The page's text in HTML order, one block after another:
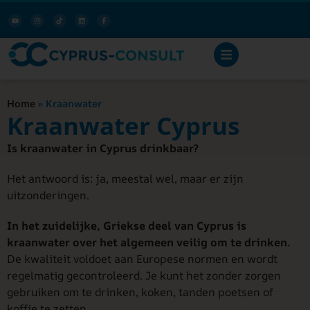
Home » Kraanwater
Kraanwater Cyprus
Is kraanwater in Cyprus drinkbaar?
Het antwoord is: ja, meestal wel, maar er zijn
uitzonderingen.
In het zuidelijke, Griekse deel van Cyprus is
kraanwater over het algemeen veilig om te drinken.
De kwaliteit voldoet aan Europese normen en wordt
regelmatig gecontroleerd. Je kunt het zonder zorgen
gebruiken om te drinken, koken, tanden poetsen of